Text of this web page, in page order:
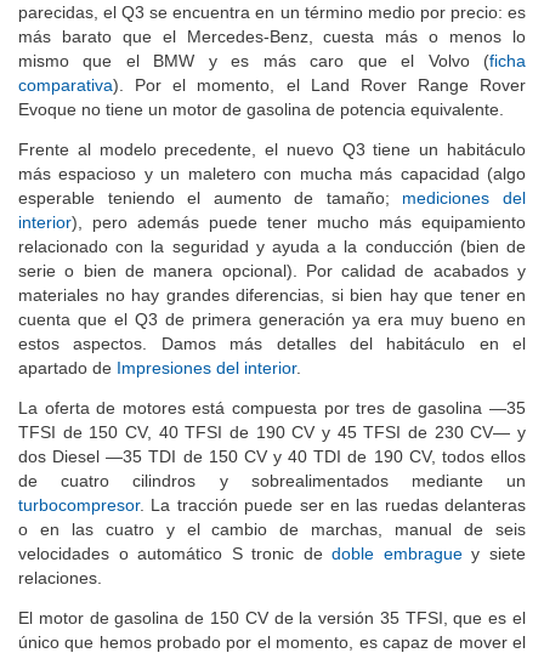
parecidas, el Q3 se encuentra en un término medio por precio: es
más barato que el Mercedes-Benz, cuesta más o menos lo
mismo que el BMW y es más caro que el Volvo (ficha
comparativa). Por el momento, el Land Rover Range Rover
Evoque no tiene un motor de gasolina de potencia equivalente.
Frente al modelo precedente, el nuevo Q3 tiene un habitáculo
más espacioso y un maletero con mucha más capacidad (algo
esperable teniendo el aumento de tamaño; mediciones del
interior), pero además puede tener mucho más equipamiento
relacionado con la seguridad y ayuda a la conducción (bien de
serie o bien de manera opcional). Por calidad de acabados y
materiales no hay grandes diferencias, si bien hay que tener en
cuenta que el Q3 de primera generación ya era muy bueno en
estos aspectos. Damos más detalles del habitáculo en el
apartado de Impresiones del interior.
La oferta de motores está compuesta por tres de gasolina —35
TFSI de 150 CV, 40 TFSI de 190 CV y 45 TFSI de 230 CV— y
dos Diesel —35 TDI de 150 CV y 40 TDI de 190 CV, todos ellos
de cuatro cilindros y sobrealimentados mediante un
turbocompresor. La tracción puede ser en las ruedas delanteras
o en las cuatro y el cambio de marchas, manual de seis
velocidades o automático S tronic dedoble embraguey siete
relaciones.
El motor de gasolina de 150 CV de la versión 35 TFSI, que es el
único que hemos probado por el momento, es capaz de mover el